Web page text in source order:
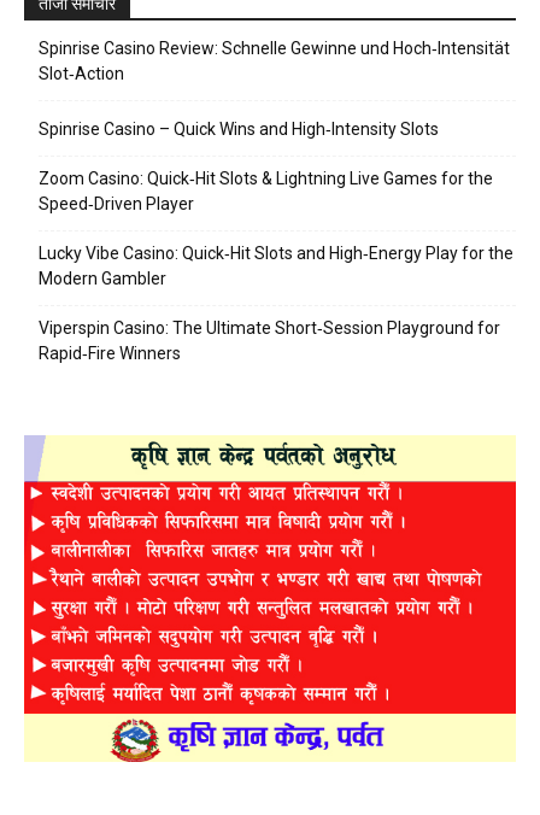
Spinrise Casino Review: Schnelle Gewinne und Hoch‑Intensität
Slot‑Action
Spinrise Casino – Quick Wins and High‑Intensity Slots
Zoom Casino: Quick‑Hit Slots & Lightning Live Games for the
Speed‑Driven Player
Lucky Vibe Casino: Quick‑Hit Slots and High‑Energy Play for the
Modern Gambler
Viperspin Casino: The Ultimate Short‑Session Playground for
Rapid‑Fire Winners